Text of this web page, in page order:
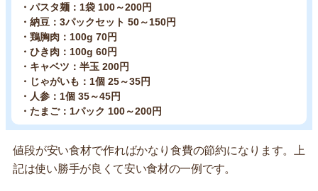
・パスタ麺：1袋 100～200円
・納豆：3パックセット 50～150円
・鶏胸肉：100g 70円
・ひき肉：100g 60円
・キャベツ：半玉 200円
・じゃがいも：1個 25～35円
・人参：1個 35～45円
・たまご：1パック 100～200円
値段が安い食材で作ればかなり食費の節約になります。上
記は使い勝手が良くて安い食材の一例です。